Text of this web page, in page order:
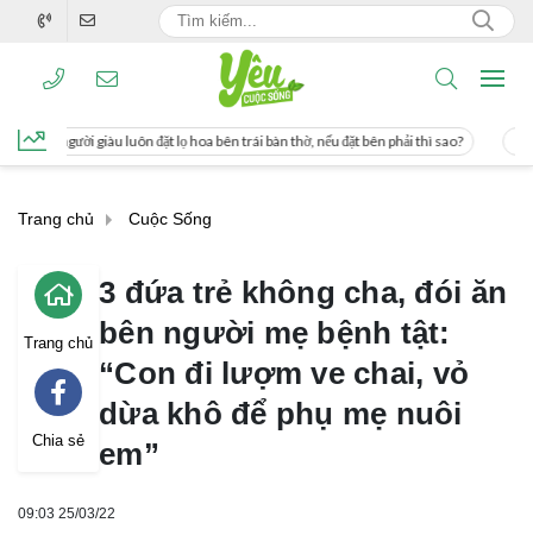
lọ hoa bên trái bàn thờ, nếu đặt bên phải thì sao? Cách uống nước mía
Trang chủ Cuộc Sống
Trang chủ
Chia sẻ
3 đứa trẻ không cha, đói ăn
bên người mẹ bệnh tật:
“Con đi lượm ve chai, vỏ
dừa khô để phụ mẹ nuôi
em”
09:03 25/03/22